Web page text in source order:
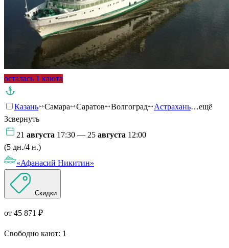
осталась 1 каюта
Казань Самара Саратов Волгоград Астрахань…ещё
3свернуть
21 августа 17:30 — 25 августа 12:00
(5 дн./4 н.)
«Афанасий Никитин»
Скидки
от 45 871 ₽
Свободно кают: 1